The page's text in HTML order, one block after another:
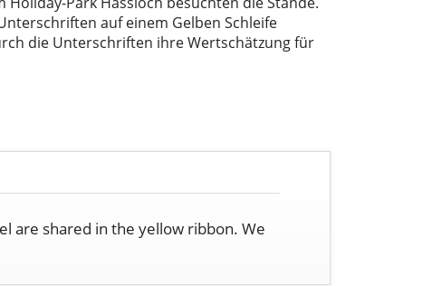
auf einem Gelben Schleife
die Unterschriften ihre Wertschätzung für
are shared in the yellow ribbon. We